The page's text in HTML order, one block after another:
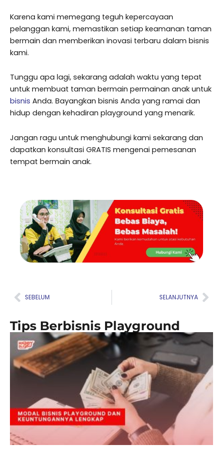
Karena kami memegang teguh kepercayaan
pelanggan kami, memastikan setiap keamanan taman
bermain dan memberikan inovasi terbaru dalam bisnis
kami.
Tunggu apa lagi, sekarang adalah waktu yang tepat
untuk membuat taman bermain permainan anak untuk
bisnis Anda. Bayangkan bisnis Anda yang ramai dan
hidup dengan kehadiran playground yang menarik.
Jangan ragu untuk menghubungi kami sekarang dan
dapatkan konsultasi GRATIS mengenai pemesanan
tempat bermain anak.
Prev
SEBELUM SELANJUTNYA
Tips Berbisnis Playground